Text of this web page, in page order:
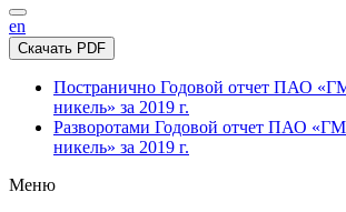
en
Скачать PDF
Постранично Годовой отчет ПАО
никель» за 2019 г.
Разворотами Годовой отчет ПАО
никель» за 2019 г.
Меню